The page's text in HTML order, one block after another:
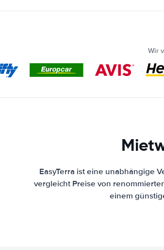
Wir
EasyTerra ist eine unabhängige
vergleicht Preise von
einem